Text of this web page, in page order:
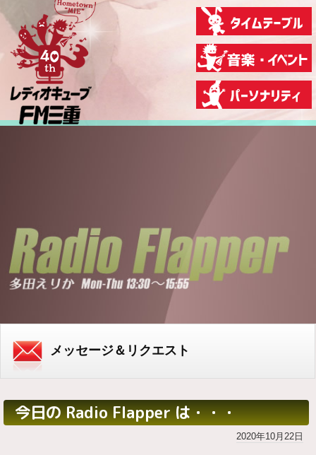
メッセージ＆リクエスト
今日の Radio Flapper は・・・
2020年10月22日